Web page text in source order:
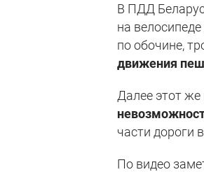
В ПДД
на
по обочине,
движения
Далее этот же
части дороги
По видео